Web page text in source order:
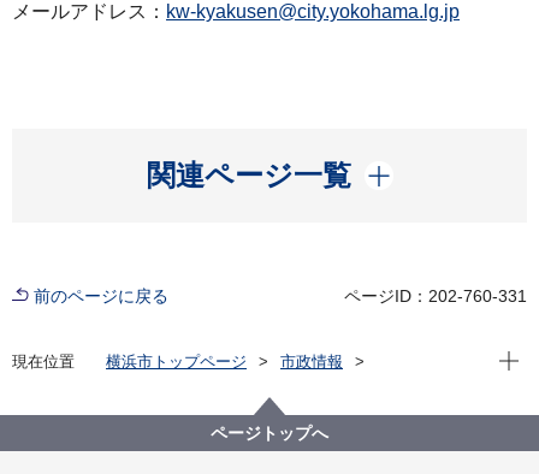
メールアドレス： kw-kyakusen@city.yokohama.lg.jp
関連ページ一覧
開く
前のページに戻る ページID：202-760-331
現在位置 横浜市トップページ
市政情報
～横浜港で見る感動、撮る喜び～『横浜港客船フォト
コンテスト2025』表彰式・展示会を開催します！
現在
ページトップへ